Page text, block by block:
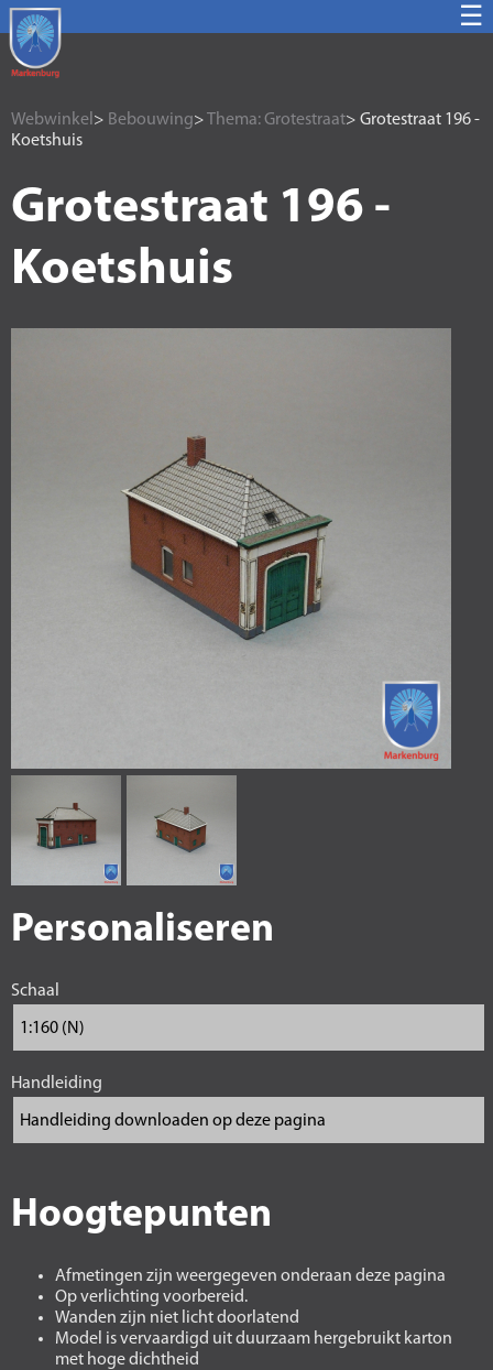
☰
Webwinkel > Bebouwing> Thema: Grotestraat> Grotestraat 196 -
Koetshuis
Grotestraat 196 -
Koetshuis
Personaliseren
Schaal
Handleiding
Hoogtepunten
Afmetingen zijn weergegeven onderaan deze pagina
Op verlichting voorbereid.
Wanden zijn niet licht doorlatend
Model is vervaardigd uit duurzaam hergebruikt karton
met hoge dichtheid